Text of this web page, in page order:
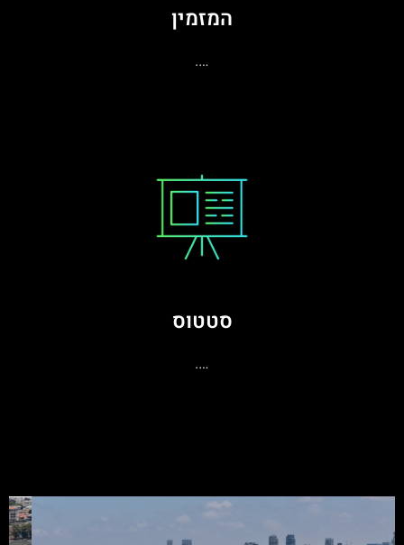
המזמין
….
סטטוס
….